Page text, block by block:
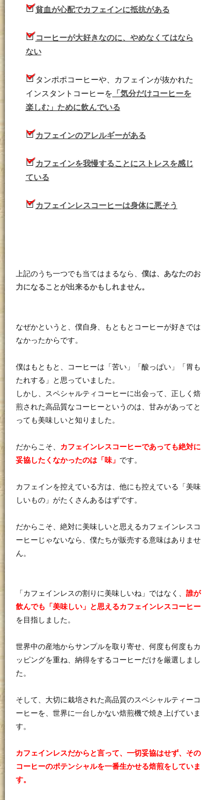
貧血が心配でカフェインに抵抗がある
コーヒーが大好きなのに、やめなくてはなら
ない
タンポポコーヒーや、カフェインが抜かれた
インスタントコーヒーを 「気分だけコーヒーを
楽しむ」ために飲んでいる
カフェインのアレルギーがある
カフェインを我慢することにストレスを感じ
ている
カフェインレスコーヒーは身体に悪そう
上記のうち一つでも当てはまるなら、僕は、あなたのお
力になることが出来るかもしれません。
なぜかというと、僕自身、もともとコーヒーが好きでは
なかったからです。
僕はもともと、コーヒーは「苦い」「酸っぱい」「胃も
たれする」と思っていました。
しかし、スペシャルティコーヒーに出会って、正しく焙
煎された高品質なコーヒーというのは、甘みがあってと
っても美味しいと知りました。
だからこそ、 カフェインレスコーヒーであっても絶対に
妥協したくなかったのは「味」 です。
カフェインを控えている方は、他にも控えている「美味
しいもの」がたくさんあるはずです。
だからこそ、絶対に美味しいと思えるカフェインレスコ
ーヒーじゃないなら、僕たちが販売する意味はありませ
ん。
「カフェインレスの割りに美味しいね」ではなく、誰が
飲んでも「美味しい」と思えるカフェインレスコーヒー
を目指しました。
世界中の産地からサンプルを取り寄せ、何度も何度もカ
ッピングを重ね、納得をするコーヒーだけを厳選しまし
た。
そして、大切に栽培された高品質のスペシャルティーコ
ーヒーを、世界に一台しかない焙煎機で焼き上げていま
す。
カフェインレスだからと言って、一切妥協はせず、その
コーヒーのポテンシャルを一番生かせる焙煎をしていま
す。